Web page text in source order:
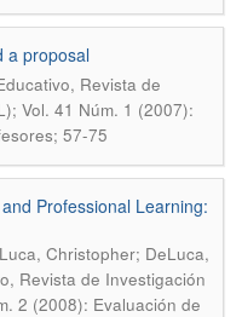
a proposal
Revista de
Vol. 41 Núm. 1 (2007):
57-75
Professional Learning:
Christopher; DeLuca,
Revista de Investigación
2 (2008): Evaluación de